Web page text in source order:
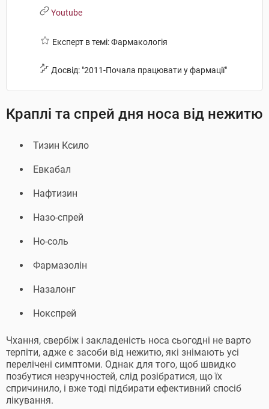
Youtube
Експерт в темі: Фармакологія
Досвід: "2011-Почала працювати у фармації"
Краплі та спрей дня носа від нежитю
Тизин Ксило
Евкабал
Нафтизин
Назо-спрей
Но-соль
Фармазолін
Назалонг
Нокспрей
Чхання, свербіж і закладеність носа сьогодні не варто
терпіти, адже є засоби від нежитю, які знімають усі
перелічені симптоми. Однак для того, щоб швидко
позбутися незручностей, слід розібратися, що їх
спричинило, і вже тоді підбирати ефективний спосіб
лікування.